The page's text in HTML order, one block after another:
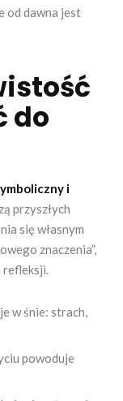
od dawna jest
do
i
przyszłych
się własnym
znaczenia”,
w śnie: strach,
powoduje